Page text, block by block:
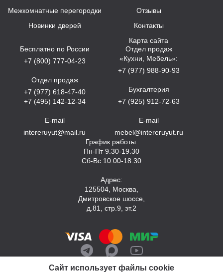
Сайт использует файлы cookie
Межкомнатные перегородки
Новинки дверей
Отзывы
Контакты
Карта сайта
Бесплатно по России
+7 (800) 777-04-23
Отдел продаж
+7 (977) 618-47-40
+7 (495) 142-12-34
E-mail
intereruyut@mail.ru
Отдел продаж
«Кухни, Мебель»:
+7 (977) 988-90-93
Бухгалтерия
+7 (925) 912-72-63
E-mail
mebel@intereruyut.ru
График работы:
Пн-Пт 9.30-19.30
Сб-Вс 10.00-18.30
Адрес:
125504, Москва,
Дмитровское шоссе,
д.81, стр.9, эт.2